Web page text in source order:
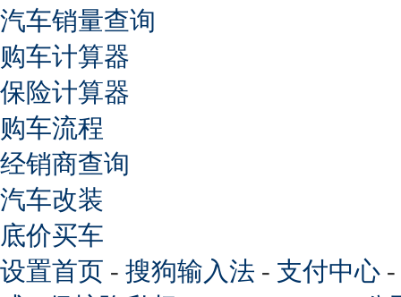
汽车销量查询
购车计算器
保险计算器
购车流程
经销商查询
汽车改装
底价买车
设置首页 - 搜狗输入法 - 支付中心 -